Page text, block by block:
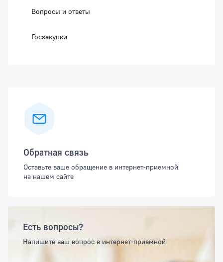
Вопросы и ответы
Госзакупки
Обратная связь
Оставьте ваше обращение в интернет-приемной
на нашем сайте
Есть вопросы?
Напишите ваш вопрос в интернет-приемной